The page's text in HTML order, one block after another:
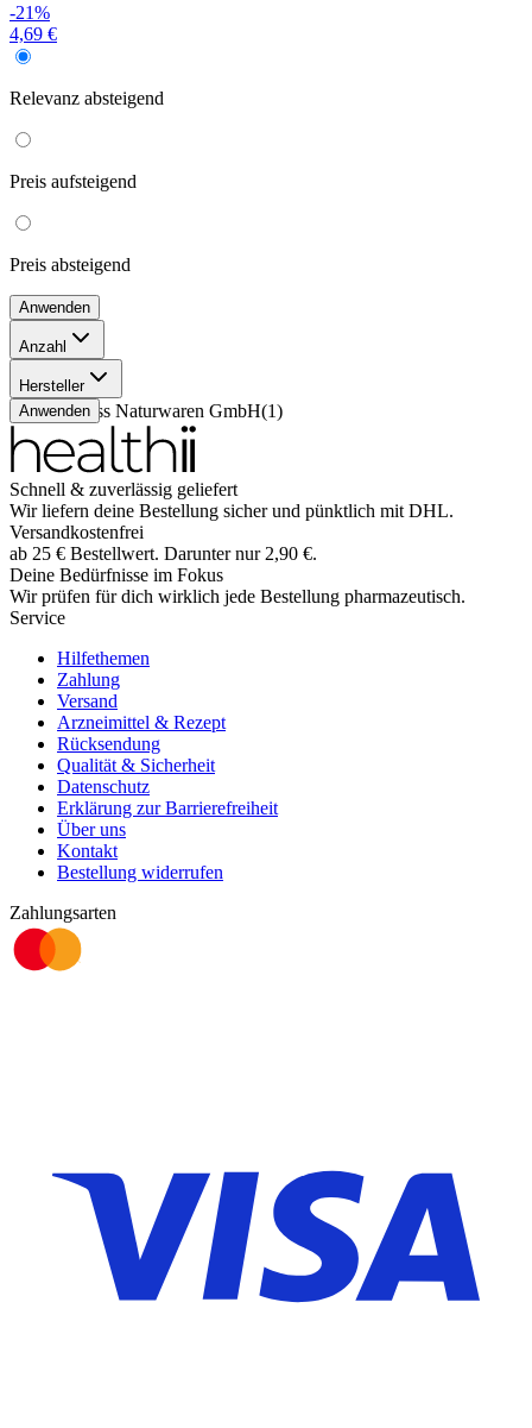
-21%
4,69 €
Relevanz absteigend
Preis aufsteigend
Preis absteigend
Anwenden
Anzahl
1)
Hersteller
Dr. Theiss Naturwaren GmbH(1)
Anwenden
Schnell & zuverlässig geliefert
Wir liefern deine Bestellung sicher und pünktlich mit DHL.
Versandkostenfrei
ab 25 € Bestellwert. Darunter nur 2,90 €.
Deine Bedürfnisse im Fokus
Wir prüfen für dich wirklich jede Bestellung pharmazeutisch.
Service
Hilfethemen
Zahlung
Versand
Arzneimittel & Rezept
Rücksendung
Qualität & Sicherheit
Datenschutz
Erklärung zur Barrierefreiheit
Über uns
Kontakt
Bestellung widerrufen
Zahlungsarten